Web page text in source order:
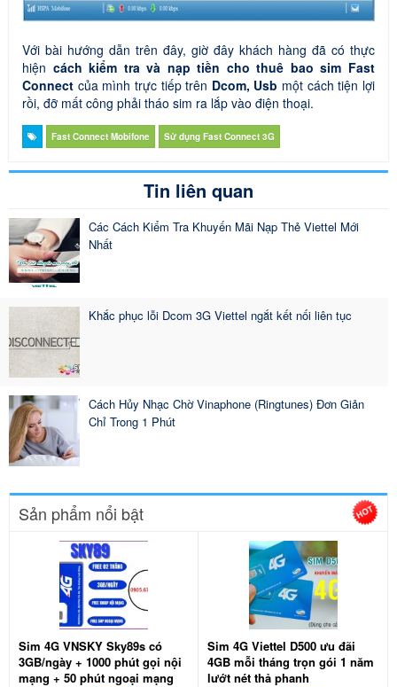
Với bài hướng dẫn trên đây, giờ đây khách hàng đã có thực
hiện cách kiểm tra và nạp tiền cho thuê bao sim Fast
Connect của mình trực tiếp trên Dcom, Usb một cách tiện lợi
rồi, đỡ mất công phải tháo sim ra lắp vào điện thoại.
Fast Connect Mobifone Sử dụng Fast Connect 3G
Tin liên quan
Các Cách Kiểm Tra Khuyến Mãi Nạp Thẻ Viettel Mới
Nhất
Khắc phục lỗi Dcom 3G Viettel ngắt kết nối liên tục
Cách Hủy Nhạc Chờ Vinaphone (Ringtunes) Đơn Giản
Chỉ Trong 1 Phút
Sản phẩm nổi bật
Sim 4G VNSKY Sky89s có
3GB/ngày + 1000 phút gọi nội
mạng + 50 phút ngoại mạng
Sim 4G Viettel D500 ưu đãi
4GB mỗi tháng trọn gói 1 năm
lướt nét thả phanh